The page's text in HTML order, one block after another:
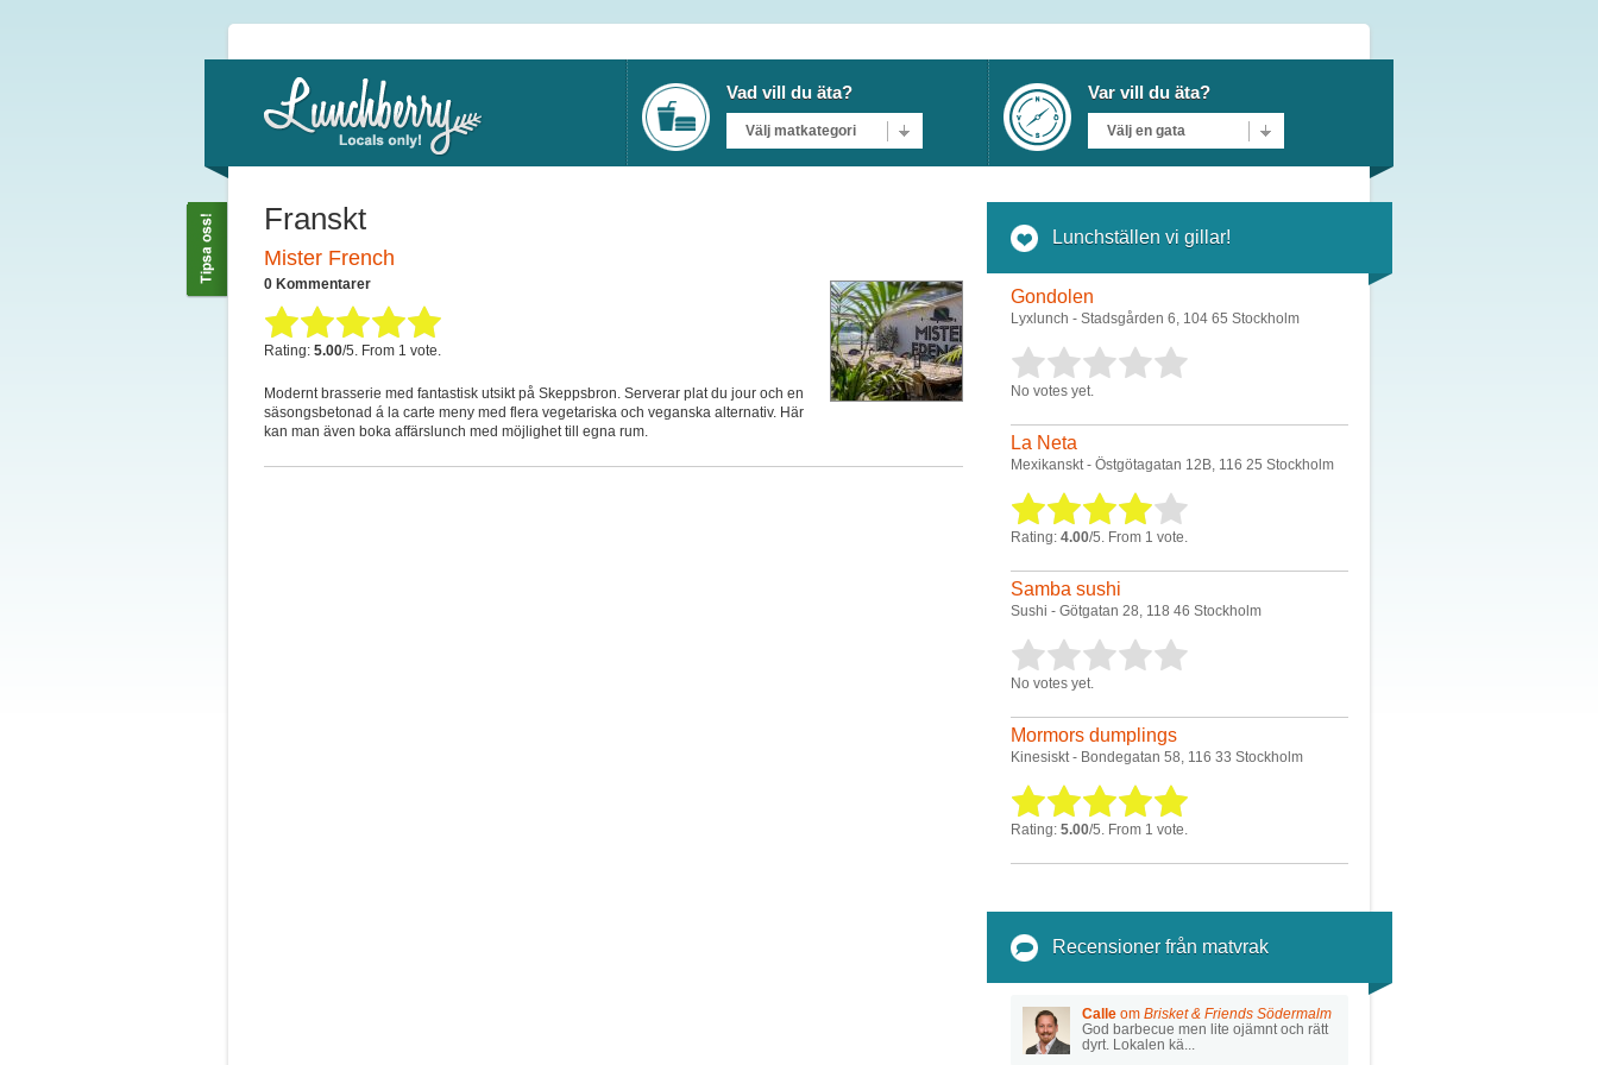
Vad vill du äta?
Välj matkategori
Var vill du äta?
Välj en gata
Franskt
Mister French
0 Kommentarer
Rating: 5.00/5. From 1 vote.
Modernt brasserie med fantastisk utsikt på Skeppsbron. Serverar plat du jour och en
säsongsbetonad á la carte meny med flera vegetariska och veganska alternativ. Här
kan man även boka affärslunch med möjlighet till egna rum.
Lunchställen vi gillar!
Gondolen
Lyxlunch - Stadsgården 6, 104 65 Stockholm
No votes yet.
La Neta
Mexikanskt - Östgötagatan 12B, 116 25 Stockholm
Rating: 4.00/5. From 1 vote.
Samba sushi
Sushi - Götgatan 28, 118 46 Stockholm
No votes yet.
Mormors dumplings
Kinesiskt - Bondegatan 58, 116 33 Stockholm
Rating: 5.00/5. From 1 vote.
Recensioner från matvrak
Calle om Brisket & Friends Södermalm
God barbecue men lite ojämnt och rätt
dyrt. Lokalen kä...